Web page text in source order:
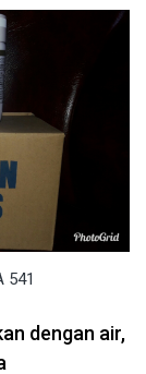
541
dengan air,